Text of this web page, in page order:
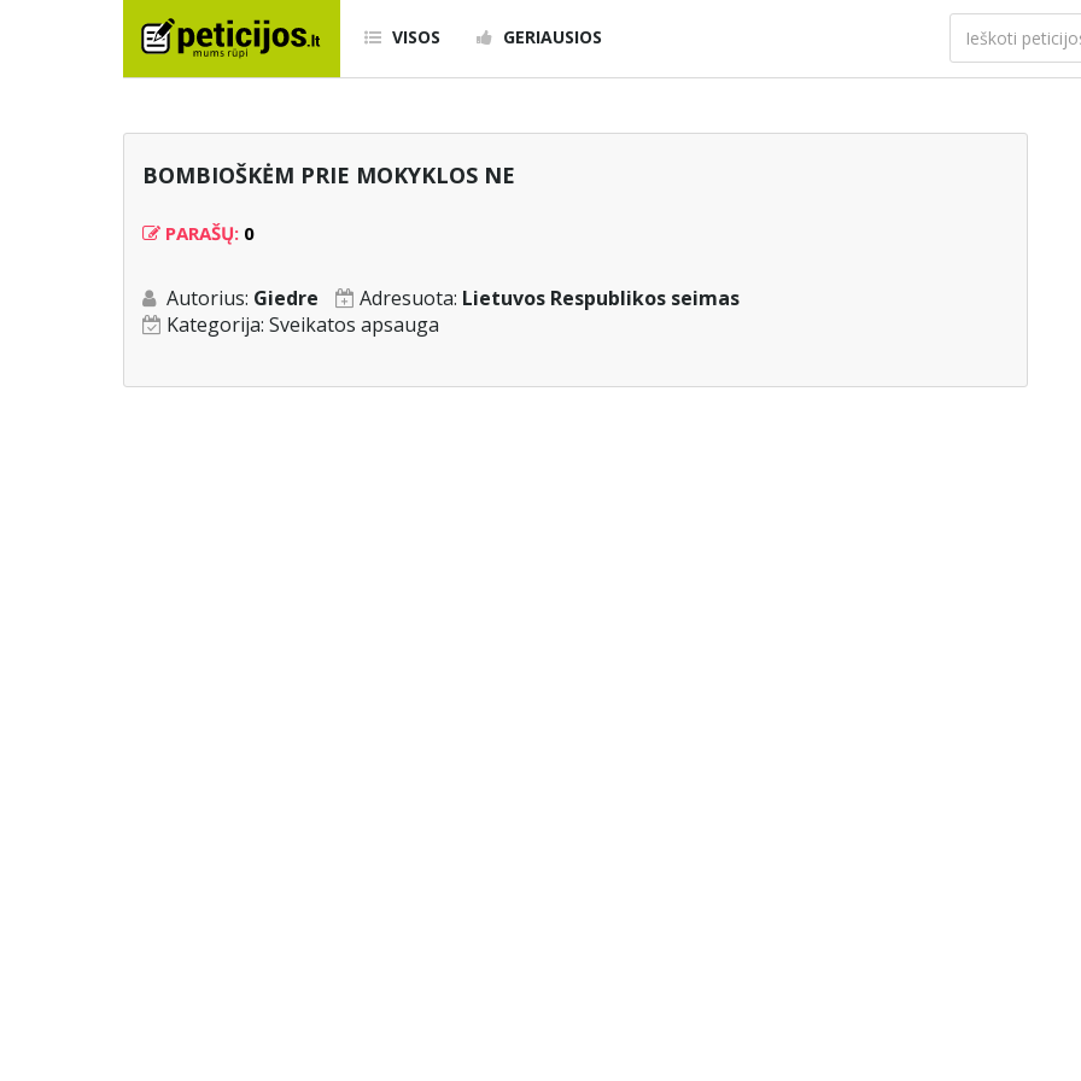
VISOS GERIAUSIOS
BOMBIOŠKĖM PRIE MOKYKLOS NE
PARAŠŲ: 0
Autorius: Giedre Adresuota: Lietuvos Respublikos seimas
Kategorija: Sveikatos apsauga